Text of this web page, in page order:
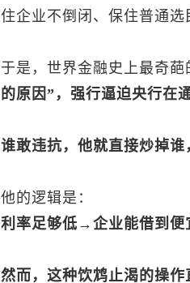
住企业不倒闭、保住普通选
于是，世界金融史上最奇葩
的原因”，强行逼迫央行在
谁敢违抗，他就直接炒掉谁
他的逻辑是：
利率足够低→企业能借到
然而，这种饮鸩止渴的操作